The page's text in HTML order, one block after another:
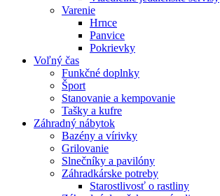
Varenie
Hrnce
Panvice
Pokrievky
Voľný čas
Funkčné doplnky
Šport
Stanovanie a kempovanie
Tašky a kufre
Záhradný nábytok
Bazény a vírivky
Grilovanie
Slnečníky a pavilóny
Záhradkárske potreby
Starostlivosť o rastliny